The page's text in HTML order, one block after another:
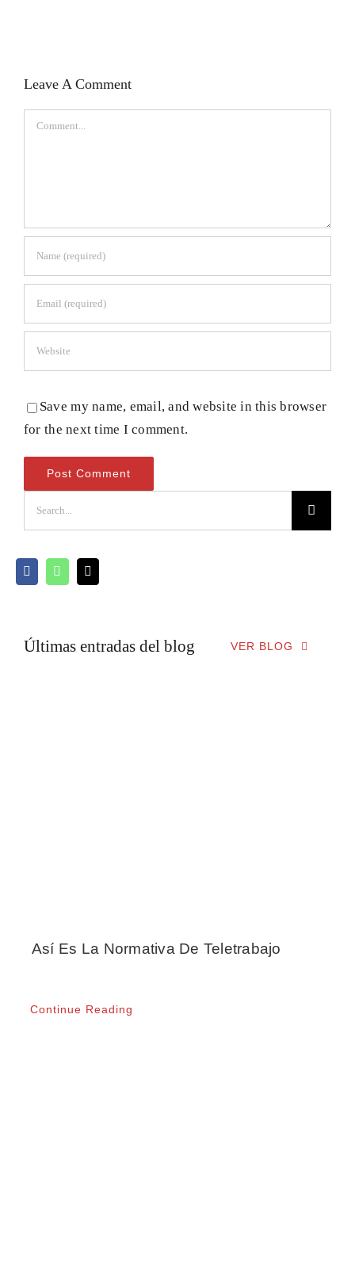
Leave A Comment
Comment
Save my name, email, and website in this browser
for the next time I comment.
Últimas entradas del blog VER BLOG
Así Es La Normativa De Teletrabajo
Continue Reading